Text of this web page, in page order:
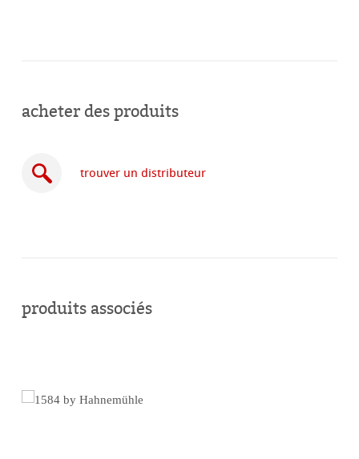
acheter des produits
trouver un distributeur
ligne
produits associés